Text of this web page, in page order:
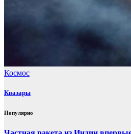
Космос
Квазары
Популярно